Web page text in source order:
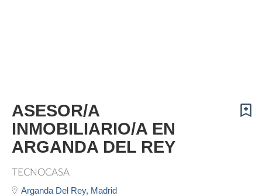
ASESOR/A
INMOBILIARIO/A EN
ARGANDA DEL REY
TECNOCASA
Arganda Del Rey, Madrid